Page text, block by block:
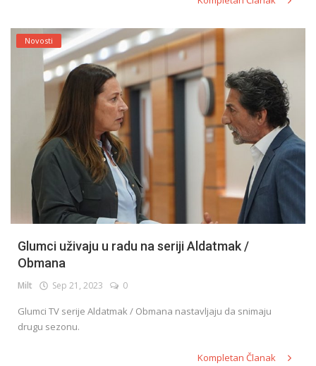
Novosti
Glumci uživaju u radu na seriji Aldatmak /
Obmana
Milt Sep 21, 2023 0
Glumci TV serije Aldatmak / Obmana nastavljaju da snimaju
drugu sezonu.
Kompletan Članak